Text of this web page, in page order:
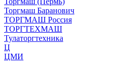
Торгмаш Баранович
ТОРГМАШ Россия
ТОРГТЕХМАШ
Тулаторгтехника
Ц
ЦМИ